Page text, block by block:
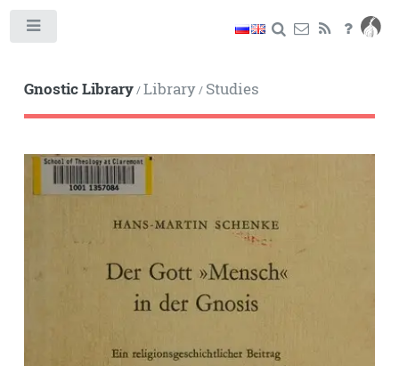
Gnostic Library/Library/ Studies